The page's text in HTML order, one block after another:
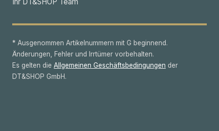
* Ausgenommen Artikelnummern mit G beginnend.
Änderungen, Fehler und Irrtümer vorbehalten.
Es gelten die Allgemeinen Geschäftsbedingungen der
DT&SHOP GmbH.